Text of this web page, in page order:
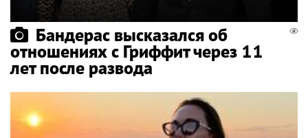
Бандерас высказался об
отношениях с Гриффит через 11
лет после развода